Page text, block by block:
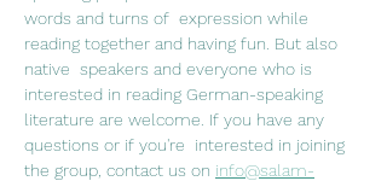
words and turns of  expression while
reading together and having fun. But also
native  speakers and everyone who is
interested in reading German-speaking
literature are welcome. If you have any
questions or if you're  interested in joining
the group, contact us on info@salam-